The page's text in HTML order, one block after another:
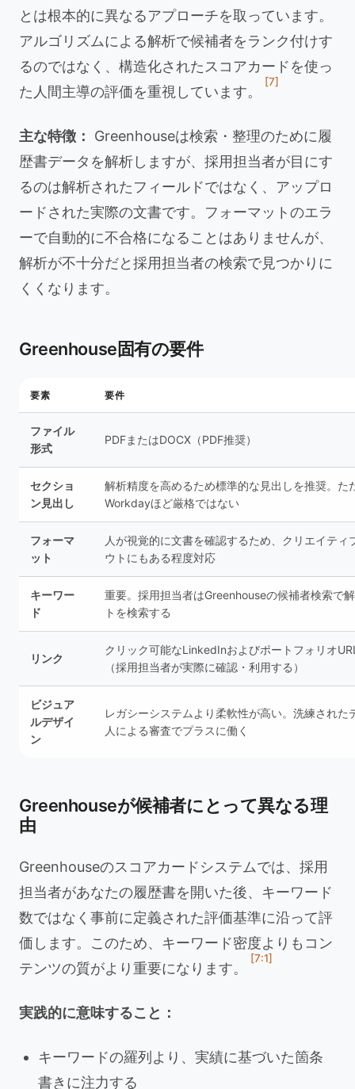
とは根本的に異なるアプローチを取っています。
アルゴリズムによる解析で候補者をランク付けす
るのではなく、構造化されたスコアカードを使っ
た人間主導の評価を重視しています。
[7]
主な特徴：
Greenhouseは検索・整理のために履
歴書データを解析しますが、採用担当者が目にす
るのは解析されたフィールドではなく、アップロ
ードされた実際の文書です。フォーマットのエラ
ーで自動的に不合格になることはありませんが、
解析が不十分だと採用担当者の検索で見つかりに
くくなります。
Greenhouse固有の要件
要素 要件
ファイル
形式
PDFまたはDOCX（PDF推奨）
セクショ
ン見出し
解析精度を高めるため標準的な見出しを推奨。た
Workdayほど厳格ではない
フォーマ
ット
人が視覚的に文書を確認するため、クリエイティ
ウトにもある程度対応
キーワー
ド
重要。採用担当者はGreenhouseの候補者検索で
トを検索する
リンク
クリック可能なLinkedInおよびポートフォリオ
（採用担当者が実際に確認・利用する）
ビジュア
ルデザイ
ン
レガシーシステムより柔軟性が高い。洗練された
人による審査でプラスに働く
Greenhouseが候補者にとって異なる理
由
Greenhouseのスコアカードシステムでは、採用
担当者があなたの履歴書を開いた後、キーワード
数ではなく事前に定義された評価基準に沿って評
価します。このため、キーワード密度よりもコン
テンツの質がより重要になります。
[7:1]
実践的に意味すること：
キーワードの羅列より、実績に基づいた箇条
書きに注力する